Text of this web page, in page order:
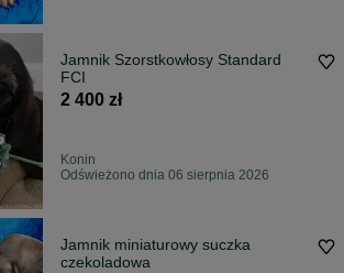
Jamnik Szorstkowłosy Standard
FCI
2 400 zł
Konin
Odświeżono dnia 06 sierpnia 2026
Jamnik miniaturowy suczka
czekoladowa